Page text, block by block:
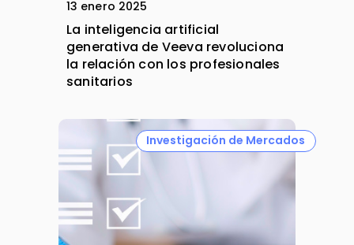
13 enero 2025
La inteligencia artificial
generativa de Veeva revoluciona
la relación con los profesionales
sanitarios
Investigación de Mercados